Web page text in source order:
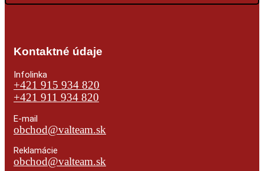
Kontaktné údaje
Infolinka
+421 915 934 820
+421 911 934 820
E-mail
obchod@valteam.sk
Reklamácie
obchod@valteam.sk